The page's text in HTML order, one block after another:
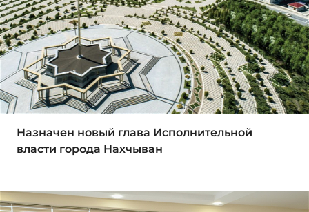
Назначен новый глава Исполнительной
власти города Нахчыван